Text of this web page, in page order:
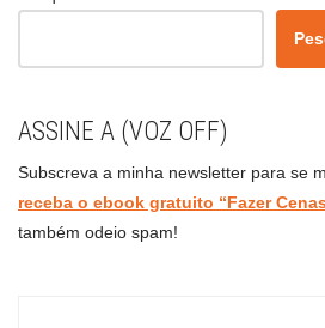
ASSINE A (VOZ OFF)
Subscreva a minha newsletter para se
receba o ebook gratuito “Fazer
também odeio spam!